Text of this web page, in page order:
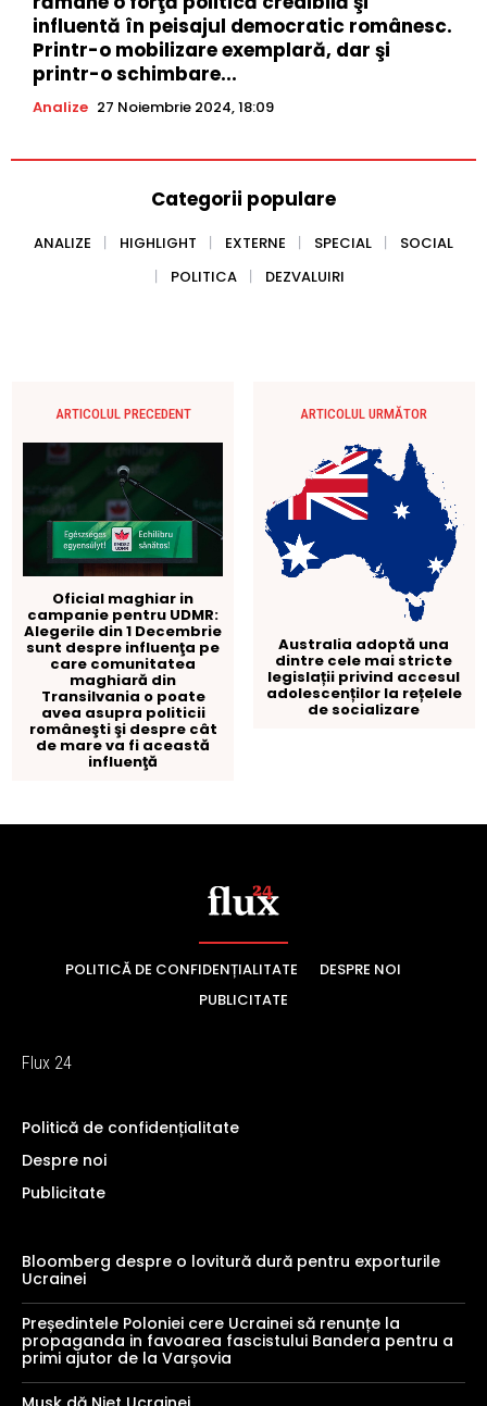
POLITICĂ DE CONFIDENȚIALITATE
DESPRE NOI
PUBLICITATE
Flux 24
Politică de confidențialitate
Despre noi
Publicitate
Bloomberg despre o lovitură dură pentru exporturile
Ucrainei
Președintele Poloniei cere Ucrainei să renunțe la
propaganda in favoarea fascistului Bandera pentru a
primi ajutor de la Varșovia